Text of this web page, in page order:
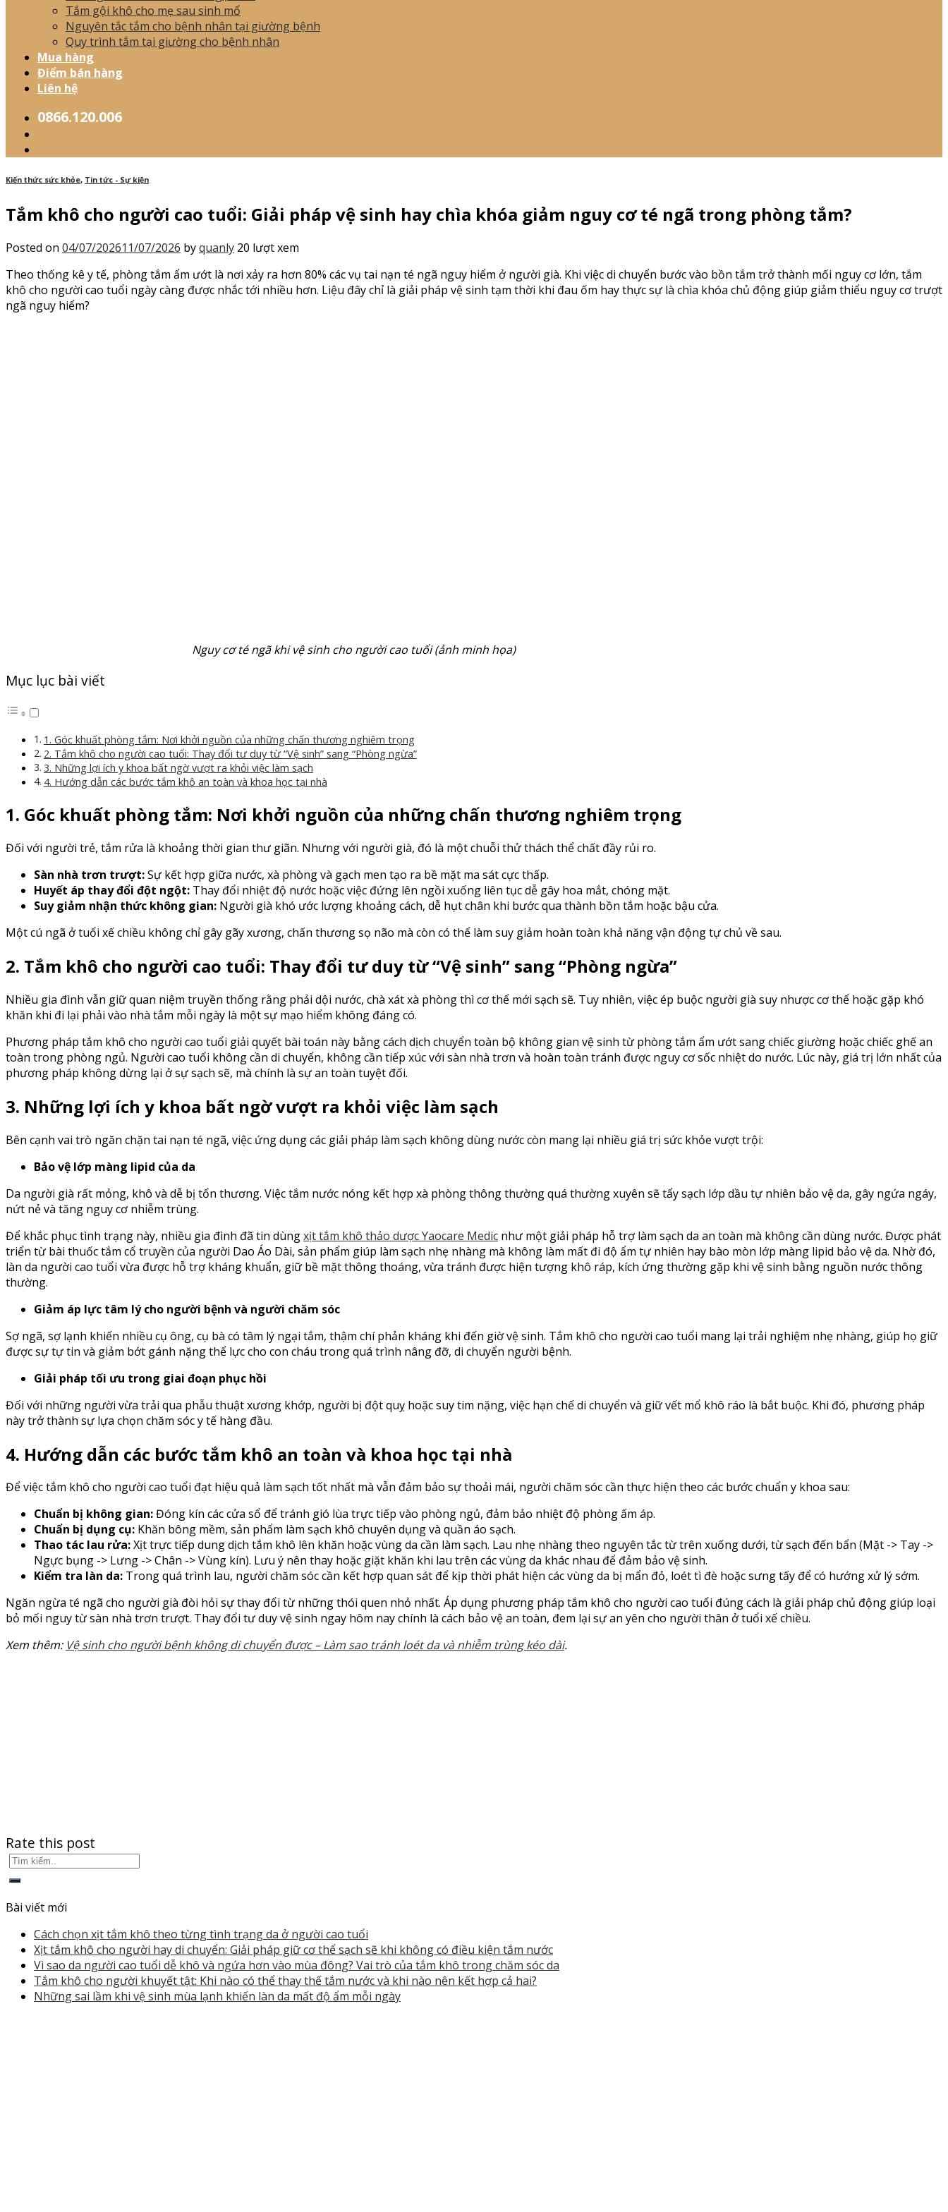
Tắm gội khô cho mẹ sau sinh mổ
Nguyên tắc tắm cho bệnh nhân tại giường bệnh
Quy trình tắm tại giường cho bệnh nhân
Mua hàng
Điểm bán hàng
Liên hệ
0866.120.006
Kiến thức sức khỏe, Tin tức - Sự kiện
Tắm khô cho người cao tuổi: Giải pháp vệ sinh hay chìa khóa giảm nguy cơ té ngã trong phòng tắm?
Posted on 04/07/202611/07/2026 byquanly 20 lượt xem
Theo thống kê y tế, phòng tắm ẩm ướt là nơi xảy ra hơn 80% các vụ tai nạn té ngã nguy hiểm ở người già. Khi việc di chuyển bước vào bồn tắm trở thành mối nguy cơ lớn, tắm
khô cho người cao tuổi ngày càng được nhắc tới nhiều hơn. Liệu đây chỉ là giải pháp vệ sinh tạm thời khi đau ốm hay thực sự là chìa khóa chủ động giúp giảm thiểu nguy cơ trượt
ngã nguy hiểm?
Nguy cơ té ngã khi vệ sinh cho người cao tuổi (ảnh minh họa)
Mục lục bài viết
1. Góc khuất phòng tắm: Nơi khởi nguồn của những chấn thương nghiêm trọng
2. Tắm khô cho người cao tuổi: Thay đổi tư duy từ “Vệ sinh” sang “Phòng ngừa”
3. Những lợi ích y khoa bất ngờ vượt ra khỏi việc làm sạch
4. Hướng dẫn các bước tắm khô an toàn và khoa học tại nhà
1. Góc khuất phòng tắm: Nơi khởi nguồn của những chấn thương nghiêm trọng
Đối với người trẻ, tắm rửa là khoảng thời gian thư giãn. Nhưng với người già, đó là một chuỗi thử thách thể chất đầy rủi ro.
Sàn nhà trơn trượt:Sự kết hợp giữa nước, xà phòng và gạch men tạo ra bề mặt ma sát cực thấp.
Huyết áp thay đổi đột ngột: Thay đổi nhiệt độ nước hoặc việc đứng lên ngồi xuống liên tục dễ gây hoa mắt, chóng mặt.
Suy giảm nhận thức không gian: Người già khó ước lượng khoảng cách, dễ hụt chân khi bước qua thành bồn tắm hoặc bậu cửa.
Một cú ngã ở tuổi xế chiều không chỉ gây gãy xương, chấn thương sọ não mà còn có thể làm suy giảm hoàn toàn khả năng vận động tự chủ về sau.
2. Tắm khô cho người cao tuổi: Thay đổi tư duy từ “Vệ sinh” sang “Phòng ngừa”
Nhiều gia đình vẫn giữ quan niệm truyền thống rằng phải dội nước, chà xát xà phòng thì cơ thể mới sạch sẽ. Tuy nhiên, việc ép buộc người già suy nhược cơ thể hoặc gặp khó
khăn khi đi lại phải vào nhà tắm mỗi ngày là một sự mạo hiểm không đáng có.
Phương pháp tắm khô cho người cao tuổi giải quyết bài toán này bằng cách dịch chuyển toàn bộ không gian vệ sinh từ phòng tắm ẩm ướt sang chiếc giường hoặc chiếc ghế an
toàn trong phòng ngủ. Người cao tuổi không cần di chuyển, không cần tiếp xúc với sàn nhà trơn và hoàn toàn tránh được nguy cơ sốc nhiệt do nước. Lúc này, giá trị lớn nhất của
phương pháp không dừng lại ở sự sạch sẽ, mà chính là sự an toàn tuyệt đối.
3. Những lợi ích y khoa bất ngờ vượt ra khỏi việc làm sạch
Bên cạnh vai trò ngăn chặn tai nạn té ngã, việc ứng dụng các giải pháp làm sạch không dùng nước còn mang lại nhiều giá trị sức khỏe vượt trội:
Bảo vệ lớp màng lipid của da
Da người già rất mỏng, khô và dễ bị tổn thương. Việc tắm nước nóng kết hợp xà phòng thông thường quá thường xuyên sẽ tẩy sạch lớp dầu tự nhiên bảo vệ da, gây ngứa ngáy,
nứt nẻ và tăng nguy cơ nhiễm trùng.
Để khắc phục tình trạng này, nhiều gia đình đã tin dùngxịt tắm khô thảo dược Yaocare Medic như một giải pháp hỗ trợ làm sạch da an toàn mà không cần dùng nước. Được phát
triển từ bài thuốc tắm cổ truyền của người Dao Áo Dài, sản phẩm giúp làm sạch nhẹ nhàng mà không làm mất đi độ ẩm tự nhiên hay bào mòn lớp màng lipid bảo vệ da. Nhờ đó,
làn da người cao tuổi vừa được hỗ trợ kháng khuẩn, giữ bề mặt thông thoáng, vừa tránh được hiện tượng khô ráp, kích ứng thường gặp khi vệ sinh bằng nguồn nước thông
thường.
Giảm áp lực tâm lý cho người bệnh và người chăm sóc
Sợ ngã, sợ lạnh khiến nhiều cụ ông, cụ bà có tâm lý ngại tắm, thậm chí phản kháng khi đến giờ vệ sinh. Tắm khô cho người cao tuổi mang lại trải nghiệm nhẹ nhàng, giúp họ giữ
được sự tự tin và giảm bớt gánh nặng thể lực cho con cháu trong quá trình nâng đỡ, di chuyển người bệnh.
Giải pháp tối ưu trong giai đoạn phục hồi
Đối với những người vừa trải qua phẫu thuật xương khớp, người bị đột quỵ hoặc suy tim nặng, việc hạn chế di chuyển và giữ vết mổ khô ráo là bắt buộc. Khi đó, phương pháp
này trở thành sự lựa chọn chăm sóc y tế hàng đầu.
4. Hướng dẫn các bước tắm khô an toàn và khoa học tại nhà
Để việc tắm khô cho người cao tuổi đạt hiệu quả làm sạch tốt nhất mà vẫn đảm bảo sự thoải mái, người chăm sóc cần thực hiện theo các bước chuẩn y khoa sau:
Chuẩn bị không gian:Đóng kín các cửa sổ để tránh gió lùa trực tiếp vào phòng ngủ, đảm bảo nhiệt độ phòng ấm áp.
Chuẩn bị dụng cụ: Khăn bông mềm, sản phẩm làm sạch khô chuyên dụng và quần áo sạch.
Thao tác lau rửa:Xịt trực tiếp dung dịch tắm khô lên khăn hoặc vùng da cần làm sạch. Lau nhẹ nhàng theo nguyên tắc từ trên xuống dưới, từ sạch đến bẩn (Mặt -> Tay ->
Ngực bụng -> Lưng -> Chân -> Vùng kín). Lưu ý nên thay hoặc giặt khăn khi lau trên các vùng da khác nhau để đảm bảo vệ sinh.
Kiểm tra làn da: Trong quá trình lau, người chăm sóc cần kết hợp quan sát để kịp thời phát hiện các vùng da bị mẩn đỏ, loét tì đè hoặc sưng tấy để có hướng xử lý sớm.
Ngăn ngừa té ngã cho người già đòi hỏi sự thay đổi từ những thói quen nhỏ nhất. Áp dụng phương pháp tắm khô cho người cao tuổi đúng cách là giải pháp chủ động giúp loại
bỏ mối nguy từ sàn nhà trơn trượt. Thay đổi tư duy vệ sinh ngay hôm nay chính là cách bảo vệ an toàn, đem lại sự an yên cho người thân ở tuổi xế chiều.
Xem thêm: Vệ sinh cho người bệnh không di chuyển được – Làm sao tránh loét da và nhiễm trùng kéo dài.
Rate this post
Bài viết mới
Cách chọn xịt tắm khô theo từng tình trạng da ở người cao tuổi
Xịt tắm khô cho người hay di chuyển: Giải pháp giữ cơ thể sạch sẽ khi không có điều kiện tắm nước
Vì sao da người cao tuổi dễ khô và ngứa hơn vào mùa đông? Vai trò của tắm khô trong chăm sóc da
Tắm khô cho người khuyết tật: Khi nào có thể thay thế tắm nước và khi nào nên kết hợp cả hai?
Những sai lầm khi vệ sinh mùa lạnh khiến làn da mất độ ẩm mỗi ngày